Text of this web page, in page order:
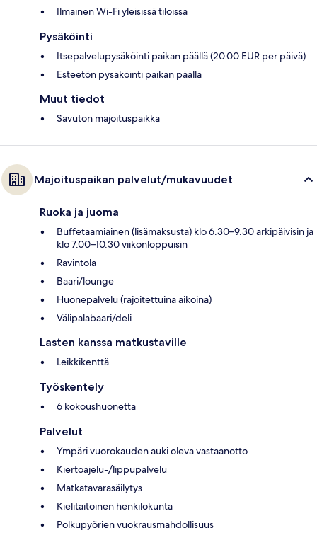
Ilmainen Wi-Fi yleisissä tiloissa
Pysäköinti
Itsepalvelupysäköinti paikan päällä (20.00 EUR per päivä)
Esteetön pysäköinti paikan päällä
Muut tiedot
Savuton majoituspaikka
Majoituspaikan palvelut/mukavuudet
Ruoka ja juoma
Buffetaamiainen (lisämaksusta) klo 6.30–9.30 arkipäivisin ja
klo 7.00–10.30 viikonloppuisin
Ravintola
Baari/lounge
Huonepalvelu (rajoitettuina aikoina)
Välipalabaari/deli
Lasten kanssa matkustaville
Leikkikenttä
Työskentely
6 kokoushuonetta
Palvelut
Ympäri vuorokauden auki oleva vastaanotto
Kiertoajelu-/lippupalvelu
Matkatavarasäilytys
Kielitaitoinen henkilökunta
Polkupyörien vuokrausmahdollisuus